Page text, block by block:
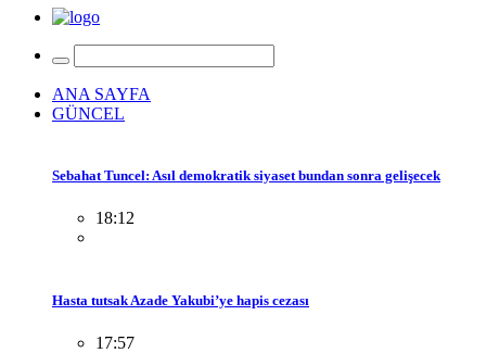
ANA SAYFA
GÜNCEL
Sebahat Tuncel: Asıl demokratik siyaset bundan sonra gelişecek
18:12
Hasta tutsak Azade Yakubi’ye hapis cezası
17:57